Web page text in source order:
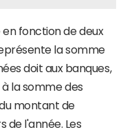
fonction de deux
la somme
doit aux banques,
la somme des
montant de
de l'année. Les